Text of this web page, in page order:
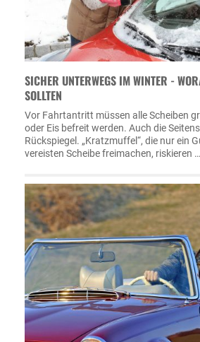
SICHER UNTERWEGS IM WINTER -
SOLLTEN
Vor Fahrtantritt müssen alle Scheiben
oder Eis befreit werden. Auch die
Rückspiegel. „Kratzmuffel“, die nur ein
vereisten Scheibe freimachen, riskieren …